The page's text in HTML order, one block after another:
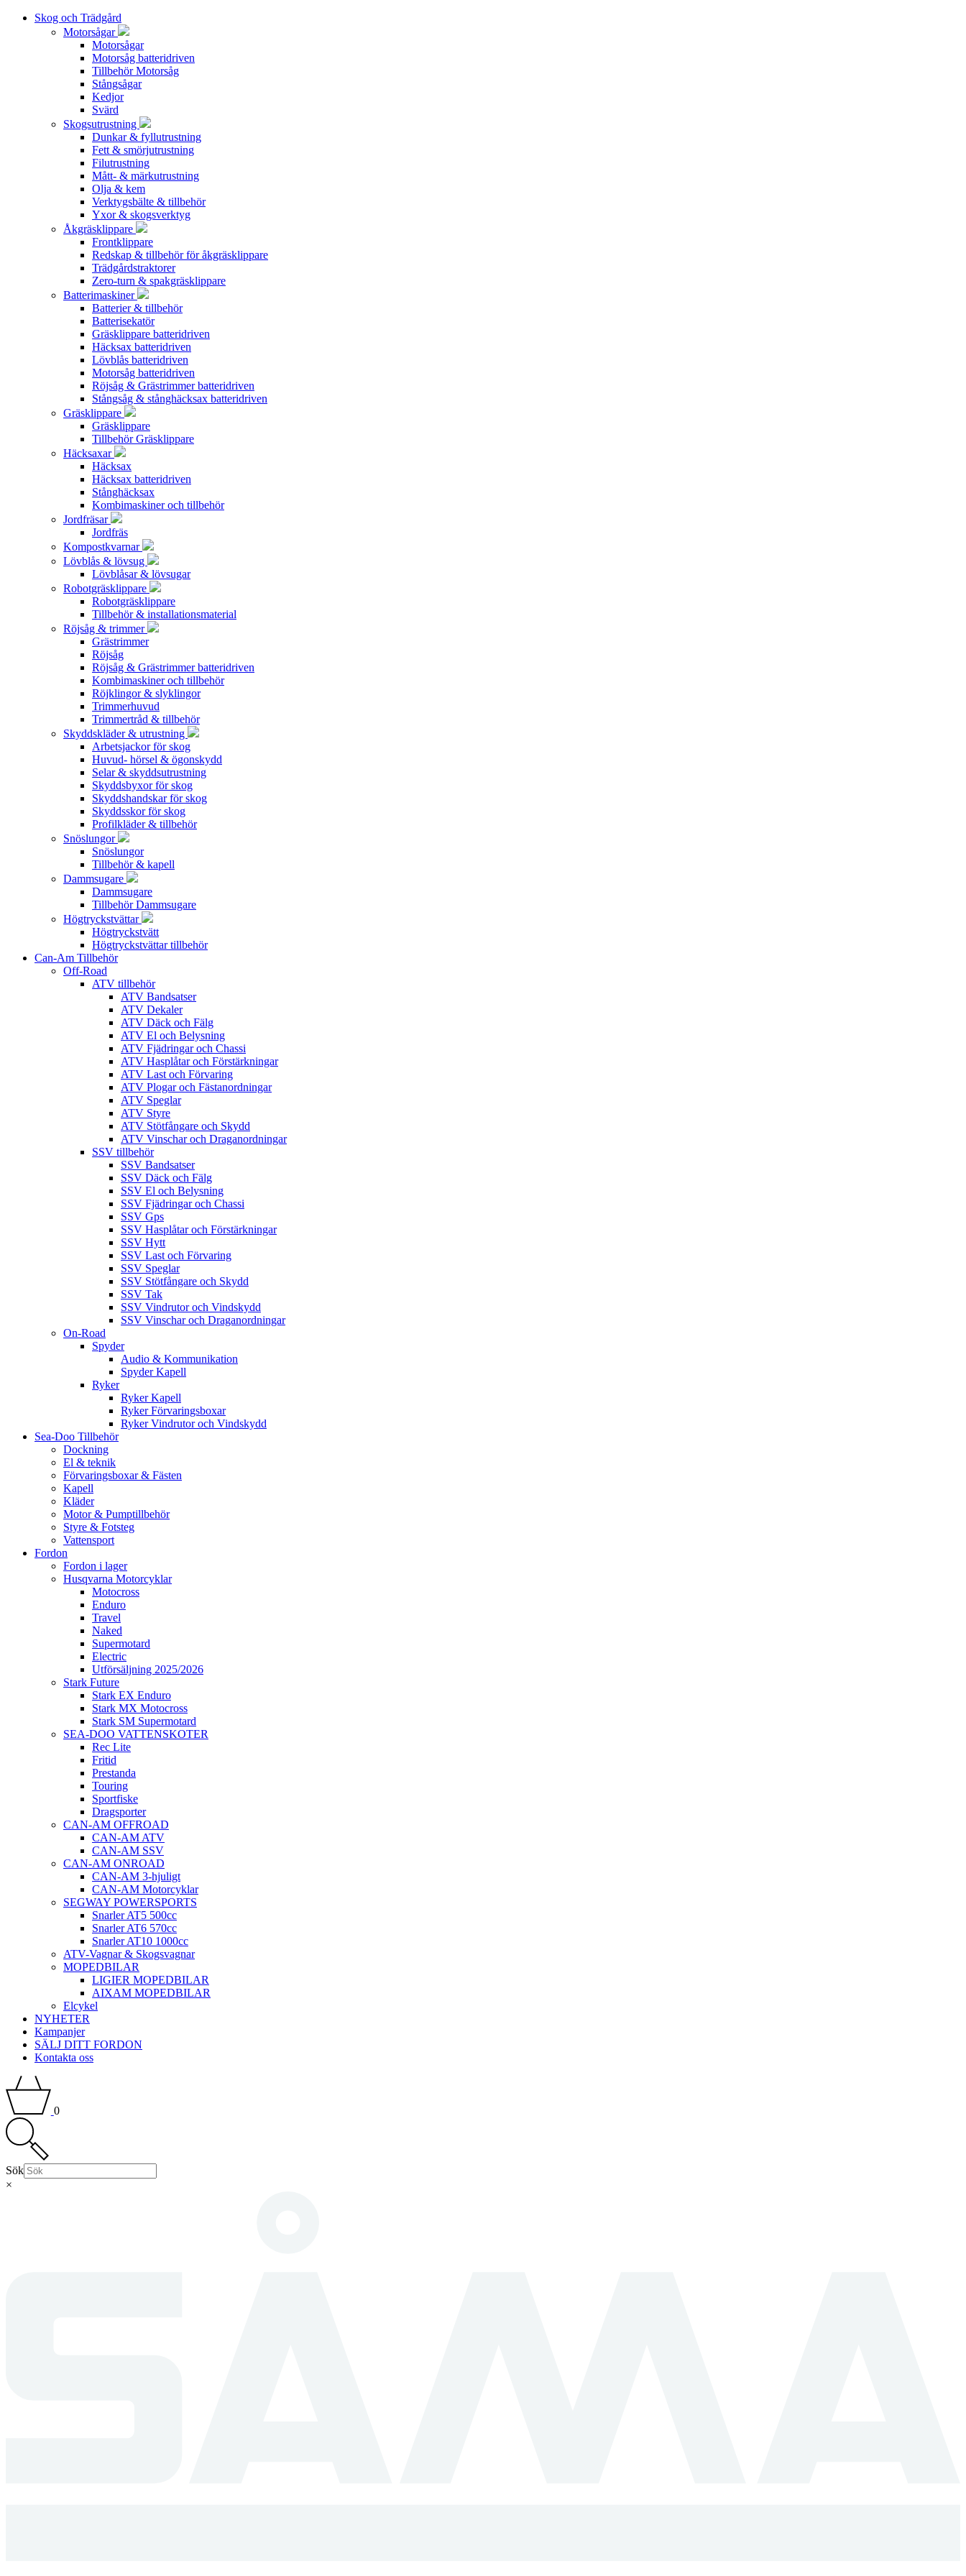
Skog och Trädgård
Motorsågar
Motorsågar
Motorsåg batteridriven
Tillbehör Motorsåg
Stångsågar
Kedjor
Svärd
Skogsutrustning
Dunkar & fyllutrustning
Fett & smörjutrustning
Filutrustning
Mått- & märkutrustning
Olja & kem
Verktygsbälte & tillbehör
Yxor & skogsverktyg
Åkgräsklippare
Frontklippare
Redskap & tillbehör för åkgräsklippare
Trädgårdstraktorer
Zero-turn & spakgräsklippare
Batterimaskiner
Batterier & tillbehör
Batterisekatör
Gräsklippare batteridriven
Häcksax batteridriven
Lövblås batteridriven
Motorsåg batteridriven
Röjsåg & Grästrimmer batteridriven
Stångsåg & stånghäcksax batteridriven
Gräsklippare
Gräsklippare
Tillbehör Gräsklippare
Häcksaxar
Häcksax
Häcksax batteridriven
Stånghäcksax
Kombimaskiner och tillbehör
Jordfräsar
Jordfräs
Kompostkvarnar
Lövblås & lövsug
Lövblåsar & lövsugar
Robotgräsklippare
Robotgräsklippare
Tillbehör & installationsmaterial
Röjsåg & trimmer
Grästrimmer
Röjsåg
Röjsåg & Grästrimmer batteridriven
Kombimaskiner och tillbehör
Röjklingor & slyklingor
Trimmerhuvud
Trimmertråd & tillbehör
Skyddskläder & utrustning
Arbetsjackor för skog
Huvud- hörsel & ögonskydd
Selar & skyddsutrustning
Skyddsbyxor för skog
Skyddshandskar för skog
Skyddsskor för skog
Profilkläder & tillbehör
Snöslungor
Snöslungor
Tillbehör & kapell
Dammsugare
Dammsugare
Tillbehör Dammsugare
Högtryckstvättar
Högtryckstvätt
Högtryckstvättar tillbehör
Can-Am Tillbehör
Off-Road
ATV tillbehör
ATV Bandsatser
ATV Dekaler
ATV Däck och Fälg
ATV El och Belysning
ATV Fjädringar och Chassi
ATV Hasplåtar och Förstärkningar
ATV Last och Förvaring
ATV Plogar och Fästanordningar
ATV Speglar
ATV Styre
ATV Stötfångare och Skydd
ATV Vinschar och Draganordningar
SSV tillbehör
SSV Bandsatser
SSV Däck och Fälg
SSV El och Belysning
SSV Fjädringar och Chassi
SSV Gps
SSV Hasplåtar och Förstärkningar
SSV Hytt
SSV Last och Förvaring
SSV Speglar
SSV Stötfångare och Skydd
SSV Tak
SSV Vindrutor och Vindskydd
SSV Vinschar och Draganordningar
On-Road
Spyder
Audio & Kommunikation
Spyder Kapell
Ryker
Ryker Kapell
Ryker Förvaringsboxar
Ryker Vindrutor och Vindskydd
Sea-Doo Tillbehör
Dockning
El & teknik
Förvaringsboxar & Fästen
Kapell
Kläder
Motor & Pumptillbehör
Styre & Fotsteg
Vattensport
Fordon
Fordon i lager
Husqvarna Motorcyklar
Motocross
Enduro
Travel
Naked
Supermotard
Electric
Utförsäljning 2025/2026
Stark Future
Stark EX Enduro
Stark MX Motocross
Stark SM Supermotard
SEA-DOO VATTENSKOTER
Rec Lite
Fritid
Prestanda
Touring
Sportfiske
Dragsporter
CAN-AM OFFROAD
CAN-AM ATV
CAN-AM SSV
CAN-AM ONROAD
CAN-AM 3-hjuligt
CAN-AM Motorcyklar
SEGWAY POWERSPORTS
Snarler AT5 500cc
Snarler AT6 570cc
Snarler AT10 1000cc
ATV-Vagnar & Skogsvagnar
MOPEDBILAR
LIGIER MOPEDBILAR
AIXAM MOPEDBILAR
Elcykel
NYHETER
Kampanjer
SÄLJ DITT FORDON
Kontakta oss
0
Sök
×